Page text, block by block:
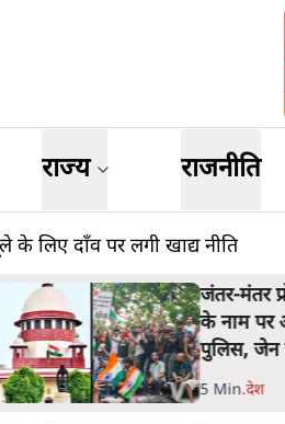
राज्य राजनीति
के लिए दाँव पर लगी खाद्य नीति
जंतर मंतर
प्रताड़ित
शाह में
7 Min.देश